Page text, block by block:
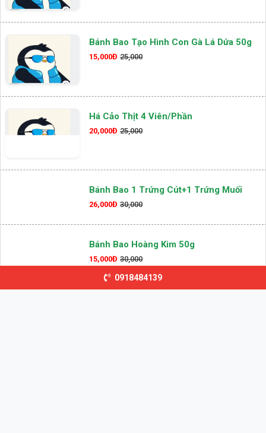
Bánh Bao Tạo Hình Con Gà Lá Dứa 50g
15,000Đ 25,000
Há Cảo Thịt 4 Viên/phần
20,000Đ 25,000
Bánh Bao 1 Trứng Cút+1 Trứng Muối
26,000Đ 30,000
Bánh Bao Hoàng Kim 50g
15,000Đ 30,000
0918484139